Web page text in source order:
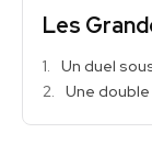
Les
Un duel
Une